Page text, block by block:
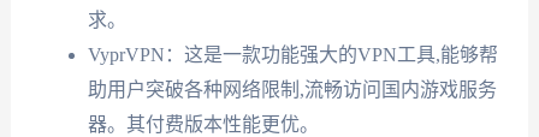
求。
VyprVPN：这是一款功能强大的VPN工具,能够帮
助用户突破各种网络限制,流畅访问国内游戏服务
器。其付费版本性能更优。